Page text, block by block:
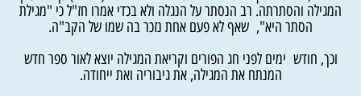
המגילה והסתרתה. רב הנסתר על הנגלה ולא בכדי אמרו חז"ל כי "מגילת
הסתר היא", שאף לא פעם אחת נזכר בה שמו של הקב"ה.
וכך, חודש ימים לפני חג הפורים וקריאת המגילה יוצא לאור ספר חדש
המנתח את המגילה, את גיבוריה ואת ייחודה.